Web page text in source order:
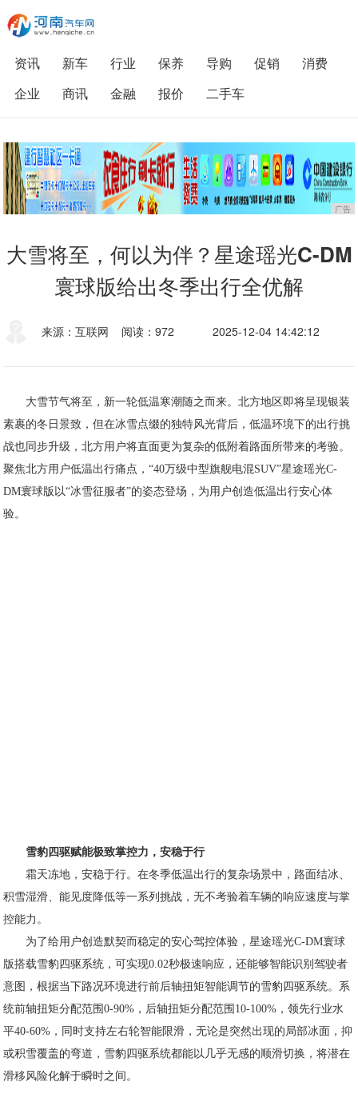
资讯 新车 行业 保养 导购 促销
消费
企业
商讯 金融 报价 二手车
广告
大雪将至，何以为伴？星途瑶光C-DM
寰球版给出冬季出行全优解
来源：互联网 阅读：972 2025-12-04 14:42:12
大雪节气将至，新一轮低温寒潮随之而来。北方地区即将呈现银装
素裹的冬日景致，但在冰雪点缀的独特风光背后，低温环境下的出行挑
战也同步升级，北方用户将直面更为复杂的低附着路面所带来的考验。
聚焦北方用户低温出行痛点，“40万级中型旗舰电混SUV”星途瑶光C-
DM寰球版以“冰雪征服者”的姿态登场，为用户创造低温出行安心体
验。
雪豹四驱赋能极致掌控力，安稳于行
霜天冻地，安稳于行。在冬季低温出行的复杂场景中，路面结冰、
积雪湿滑、能见度降低等一系列挑战，无不考验着车辆的响应速度与掌
控能力。
为了给用户创造默契而稳定的安心驾控体验，星途瑶光C-DM寰球
版搭载雪豹四驱系统，可实现0.02秒极速响应，还能够智能识别驾驶者
意图，根据当下路况环境进行前后轴扭矩智能调节的雪豹四驱系统。系
统前轴扭矩分配范围0-90%，后轴扭矩分配范围10-100%，领先行业水
平40-60%，同时支持左右轮智能限滑，无论是突然出现的局部冰面，抑
或积雪覆盖的弯道，雪豹四驱系统都能以几乎无感的顺滑切换，将潜在
滑移风险化解于瞬时之间。